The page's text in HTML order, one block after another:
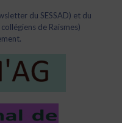
du SESSAD) et du
de Raismes)